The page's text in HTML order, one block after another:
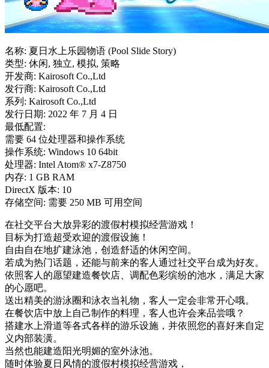
名称: 夏日水上乐园物语 (Pool Slide Story)
类型: 休闲, 独立, 模拟, 策略
开发商: Kairosoft Co.,Ltd
发行商: Kairosoft Co.,Ltd
系列: Kairosoft Co.,Ltd
发行日期: 2022 年 7 月 4 日
最低配置:
需要 64 位处理器和操作系统
操作系统: Windows 10 64bit
处理器: Intel Atom® x7-Z8750
内存: 1 GB RAM
DirectX 版本: 10
存储空间: 需要 250 MB 可用空间
在社交平台大放异彩的渡假村模拟经营游戏！
目标为打造超受欢迎的渡假设施！
自由自在地扩建泳池，创造舒适的休闲空间。
若成为热门话题，还能与前来的客人通过社交平台成为好友。
依照客人的愿望建造餐饮店、调配色彩缤纷的池水，满足大家
的心愿吧。
送出精美的游泳圈和泳衣当礼物，客人一定会非常开心哦。
在餐饮店中放上自己制作的料理，客人也许会来品尝哦？
搭建水上滑道等各式各样的游乐设施，并依照您的喜好来自定
义内部装潢。
当然也能建造阳光明媚的室外泳池。
随时体验夏日风情的渡假村模拟经营游戏，